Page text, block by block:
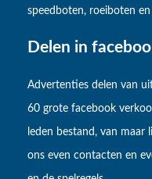
speedboten, roeiboten
Delen in
Advertenties delen van
60 grote facebook
leden bestand, van
ons even contacten en